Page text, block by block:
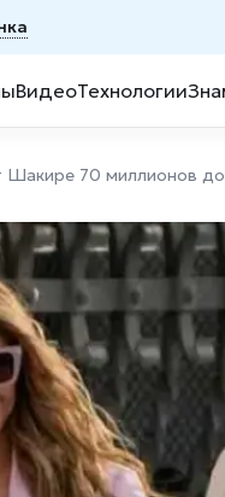
ВидеоТехнологии
70 миллионов